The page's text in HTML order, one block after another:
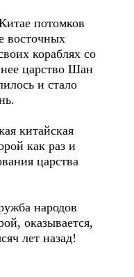
потомков
восточных
кораблях со
царство Шан
и стало
китайская
как раз и
царства
народов
оказывается,
лет назад!